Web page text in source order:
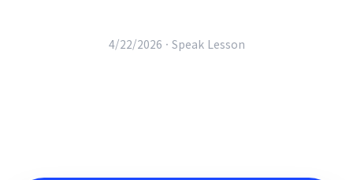
4/22/2026 · Speak Lesson